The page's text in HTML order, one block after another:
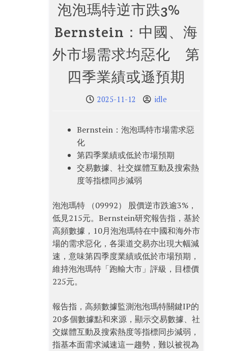
泡泡瑪特逆市跌3%
Bernstein：中國、海
外市場需求均惡化 第
四季業績或遜預期
2025-11-12 idle
Bernstein：泡泡瑪特市場需求惡
化
第四季業績或低於市場預期
交易數據、社交媒體互動及搜索熱
度等指標同步減弱
泡泡瑪特 （09992） 股價逆市跌逾3%，
低見215元。Bernstein研究報告指，基於
高頻數據，10月泡泡瑪特在中國和海外市
場的需求惡化，各渠道交易亦出現大幅減
速，意味第四季度業績或低於市場預期，
維持泡泡瑪特「跑輸大市」評級，目標價
225元。
報告指，高頻數據監測泡泡瑪特關鍵IP的
20多個數據點和來源，顯示交易數據、社
交媒體互動及搜索熱度等指標同步減弱，
指基本面需求減速這一趨勢，難以被視為